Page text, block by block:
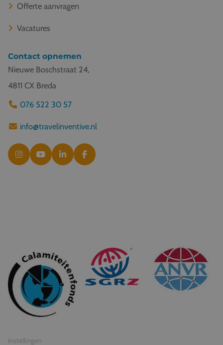
Offerte aanvragen
Vacatures
Contact opnemen
Nieuwe Boschstraat 24,
4811 CX Breda
076 522 30 57
info@travelinventive.nl
© 2026 Travel Inventive
Algemene voorwaarden
Privacy statement
Instellingen